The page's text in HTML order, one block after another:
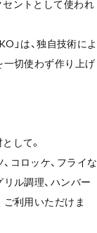
ントとして使われ
」は、独自技術によ
一切使わず作り上げ
して。
コロッケ、フライな
リル調理、ハンバー
ご利用いただけま